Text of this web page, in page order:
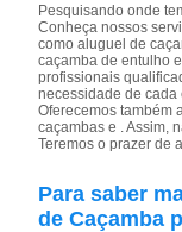
Pesquisando onde
Conheça nossos
como aluguel de
caçamba de entulho
profissionais
necessidade de cada
Oferecemos também
caçambas e . Assim,
Teremos o prazer de
Para saber
de Caçamba